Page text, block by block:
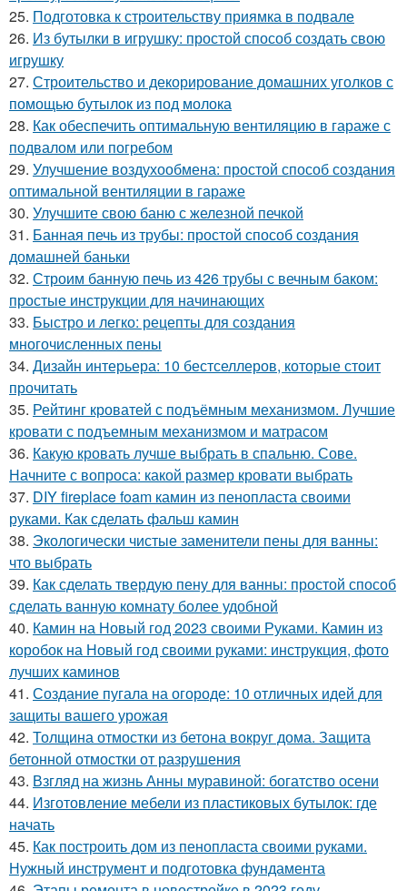
25. Подготовка к строительству приямка в подвале
26. Из бутылки в игрушку: простой способ создать свою
игрушку
27. Строительство и декорирование домашних уголков с
помощью бутылок из под молока
28. Как обеспечить оптимальную вентиляцию в гараже с
подвалом или погребом
29. Улучшение воздухообмена: простой способ создания
оптимальной вентиляции в гараже
30. Улучшите свою баню с железной печкой
31. Банная печь из трубы: простой способ создания
домашней баньки
32. Строим банную печь из 426 трубы с вечным баком:
простые инструкции для начинающих
33. Быстро и легко: рецепты для создания
многочисленных пены
34. Дизайн интерьера: 10 бестселлеров, которые стоит
прочитать
35. Рейтинг кроватей с подъёмным механизмом. Лучшие
кровати с подъемным механизмом и матрасом
36. Какую кровать лучше выбрать в спальню. Сове.
Начните с вопроса: какой размер кровати выбрать
37. DIY fireplace foam камин из пенопласта своими
руками. Как сделать фальш камин
38. Экологически чистые заменители пены для ванны:
что выбрать
39. Как сделать твердую пену для ванны: простой способ
сделать ванную комнату более удобной
40. Камин на Новый год 2023 своими Руками. Камин из
коробок на Новый год своими руками: инструкция, фото
лучших каминов
41. Создание пугала на огороде: 10 отличных идей для
защиты вашего урожая
42. Толщина отмостки из бетона вокруг дома. Защита
бетонной отмостки от разрушения
43. Взгляд на жизнь Анны муравиной: богатство осени
44. Изготовление мебели из пластиковых бутылок: где
начать
45. Как построить дом из пенопласта своими руками.
Нужный инструмент и подготовка фундамента